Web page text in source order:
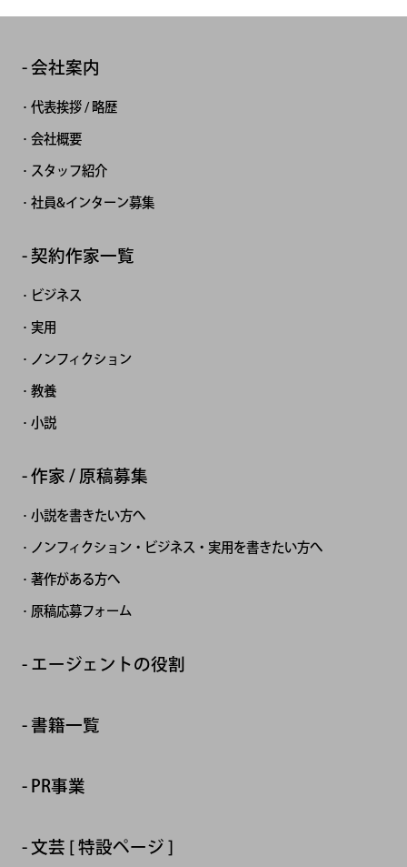
会社案内
代表挨拶 / 略歴
会社概要
スタッフ紹介
社員&インターン募集
契約作家一覧
ビジネス
実用
ノンフィクション
教養
小説
作家 / 原稿募集
小説を書きたい方へ
ノンフィクション・ビジネス・実用を書きたい方へ
著作がある方へ
原稿応募フォーム
エージェントの役割
書籍一覧
PR事業
文芸 [ 特設ページ ]